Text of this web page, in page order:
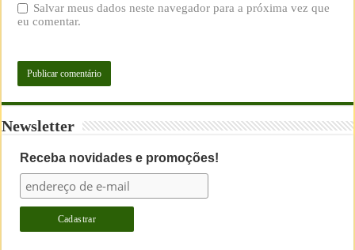
Salvar meus dados neste navegador para a próxima vez que
eu comentar.
Newsletter
Receba novidades e promoções!